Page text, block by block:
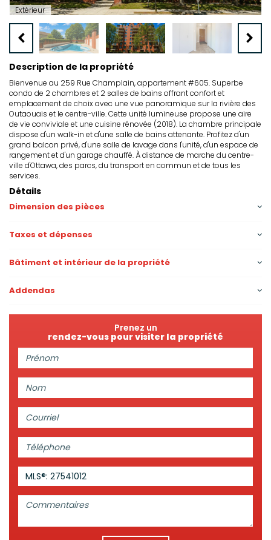
Extérieur
Description de la propriété
Bienvenue au 259 Rue Champlain, appartement #605. Superbe
condo de 2 chambres et 2 salles de bains offrant confort et
emplacement de choix avec une vue panoramique sur la rivière des
Outaouais et le centre-ville. Cette unité lumineuse propose une aire
de vie conviviale et une cuisine rénovée (2018). La chambre principale
dispose d'un walk-in et d'une salle de bains attenante. Profitez d'un
grand balcon privé, d'une salle de lavage dans l'unité, d'un espace de
rangement et d'un garage chauffé. À distance de marche du centre-
ville d'Ottawa, des parcs, du transport en commun et de tous les
services.
Détails
Dimension des pièces
Taxes et dépenses
Bâtiment et intérieur de la propriété
Addendas
Prenez un
rendez-vous pour visiter la propriété
Prénom:
Courriel:
Téléphone:
MLS®: 27541012
Commentaires: